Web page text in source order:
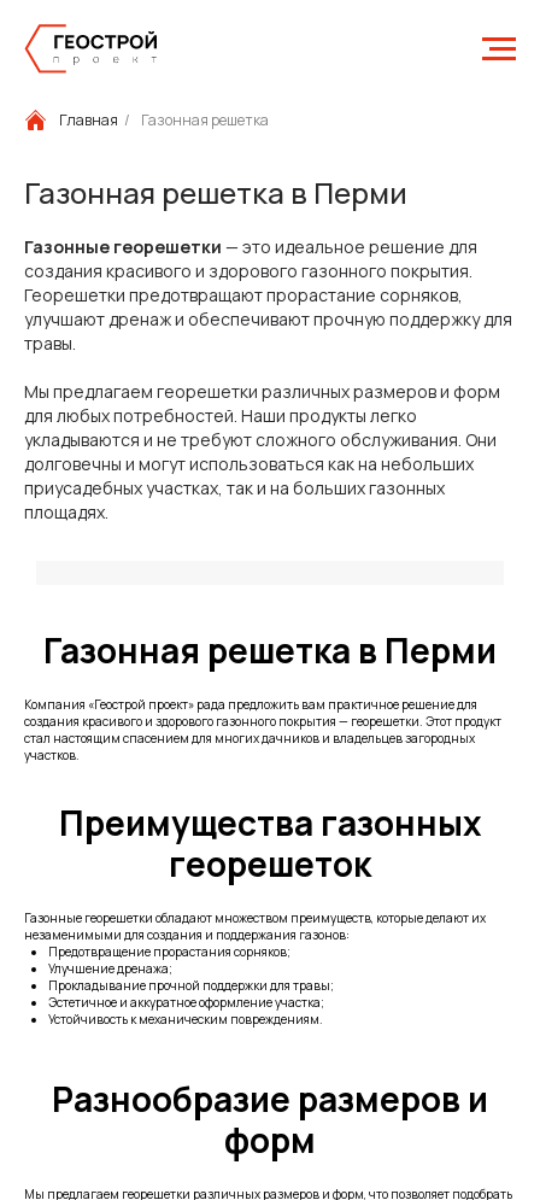
Главная / Газонная решетка
Газонная решетка в Перми
Газонные георешетки — это идеальное решение для
создания красивого и здорового газонного покрытия.
Георешетки предотвращают прорастание сорняков,
улучшают дренаж и обеспечивают прочную поддержку для
травы.
Мы предлагаем георешетки различных размеров и форм
для любых потребностей. Наши продукты легко
укладываются и не требуют сложного обслуживания. Они
долговечны и могут использоваться как на небольших
приусадебных участках, так и на больших газонных
площадях.
Газонная решетка в Перми
Компания «Геострой проект» рада предложить вам практичное решение для
создания красивого и здорового газонного покрытия — георешетки. Этот продукт
стал настоящим спасением для многих дачников и владельцев загородных
участков.
Преимущества газонных
георешеток
Газонные георешетки обладают множеством преимуществ, которые делают их
незаменимыми для создания и поддержания газонов:
Предотвращение прорастания сорняков;
Улучшение дренажа;
Прокладывание прочной поддержки для травы;
Эстетичное и аккуратное оформление участка;
Устойчивость к механическим повреждениям.
Разнообразие размеров и
форм
Мы предлагаем георешетки различных размеров и форм, что позволяет подобрать